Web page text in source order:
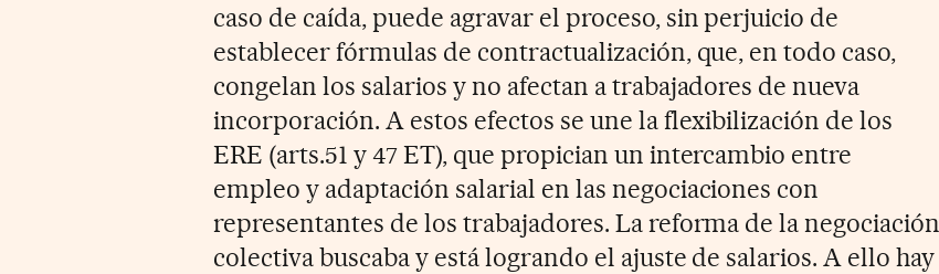
caso de caída, puede agravar el proceso, sin perjuicio de
establecer fórmulas de contractualización, que, en todo caso,
congelan los salarios y no afectan a trabajadores de nueva
incorporación. A estos efectos se une la flexibilización de los
ERE (arts.51 y 47 ET), que propician un intercambio entre
empleo y adaptación salarial en las negociaciones con
representantes de los trabajadores. La reforma de la negociación
colectiva buscaba y está logrando el ajuste de salarios. A ello hay